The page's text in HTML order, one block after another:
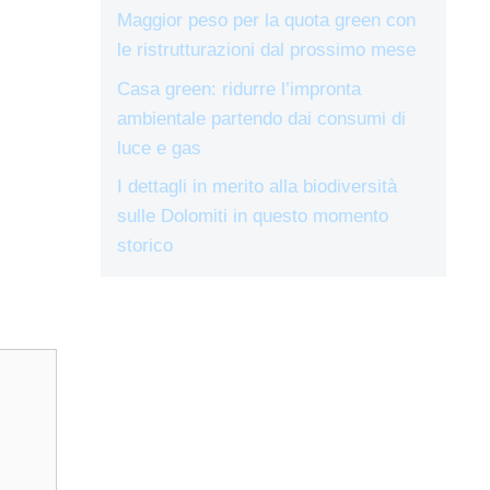
Maggior peso per la quota green con
le ristrutturazioni dal prossimo mese
Casa green: ridurre l’impronta
ambientale partendo dai consumi di
luce e gas
I dettagli in merito alla biodiversità
sulle Dolomiti in questo momento
storico